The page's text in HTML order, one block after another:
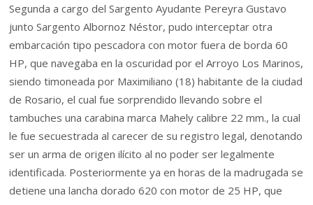
Segunda a cargo del Sargento Ayudante Pereyra Gustavo
junto Sargento Albornoz Néstor, pudo interceptar otra
embarcación tipo pescadora con motor fuera de borda 60
HP, que navegaba en la oscuridad por el Arroyo Los Marinos,
siendo timoneada por Maximiliano (18) habitante de la ciudad
de Rosario, el cual fue sorprendido llevando sobre el
tambuches una carabina marca Mahely calibre 22 mm., la cual
le fue secuestrada al carecer de su registro legal, denotando
ser un arma de origen ilícito al no poder ser legalmente
identificada. Posteriormente ya en horas de la madrugada se
detiene una lancha dorado 620 con motor de 25 HP, que